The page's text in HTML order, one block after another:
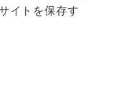
イトを保存す